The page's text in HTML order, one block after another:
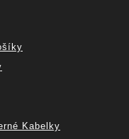
Kabelky